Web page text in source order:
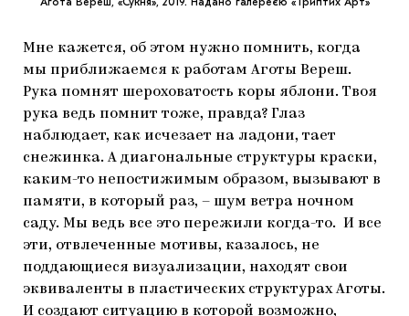
Мне кажется, об этом нужно помнить, когда
мы приближаемся к работам Аготы Вереш.
Рука помнят шероховатость коры яблони. Твоя
рука ведь помнит тоже, правда? Глаз
наблюдает, как исчезает на ладони, тает
снежинка. А диагональные структуры краски,
каким-то непостижимым образом, вызывают в
памяти, в который раз, – шум ветра ночном
саду. Мы ведь все это пережили когда-то. И все
эти, отвлеченные мотивы, казалось, не
поддающиеся визуализации, находят свои
эквиваленты в пластических структурах Аготы.
И создают ситуацию в которой возможно,